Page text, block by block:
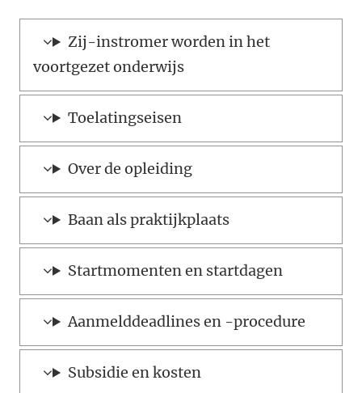
Zij-instromer worden in het
voortgezet onderwijs
Toelatingseisen
Over de opleiding
Baan als praktijkplaats
Startmomenten en startdagen
Aanmelddeadlines en -procedure
Subsidie en kosten